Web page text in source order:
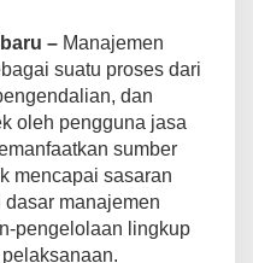
– Manajemen
suatu proses dari
dan
oleh pengguna jasa
sumber
mencapai sasaran
manajemen
pengelolaan lingkup